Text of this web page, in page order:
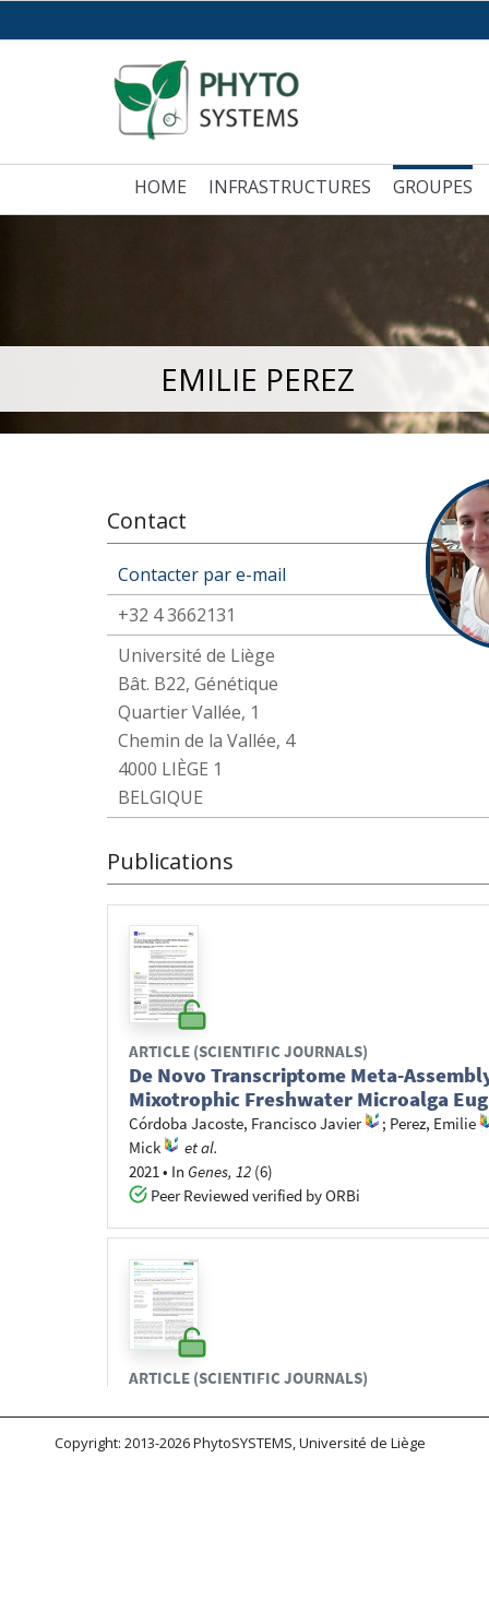
HOME INFRASTRUCTURES GROUPES
EMILIE PEREZ
Contact
Contacter par e-mail
+32 4 3662131
Université de Liège
Bât. B22, Génétique
Quartier Vallée, 1
Chemin de la Vallée, 4
4000 LIÈGE 1
BELGIQUE
Publications
Copyright: 2013-2026 PhytoSYSTEMS, Université de Liège